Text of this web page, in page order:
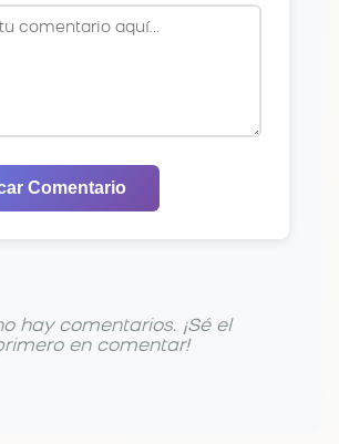
Comentario
hay comentarios. ¡Sé el
en comentar!